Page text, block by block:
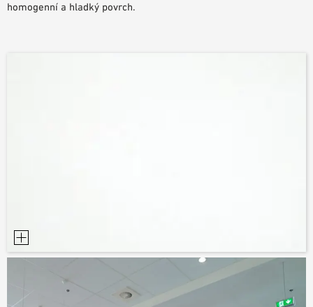
TEXTY PRO VÝBĚROVÁ ŘÍZENÍ
homogenní a hladký povrch.